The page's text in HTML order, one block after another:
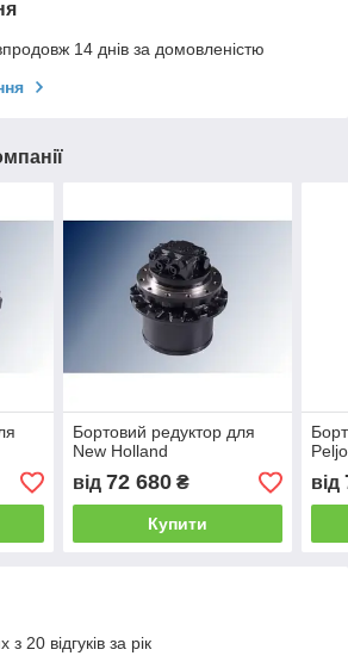
14 днів за домовленістю
Бортовий редуктор для
New Holland
від 72 680₴
Купити
від
20 відгуків за рік